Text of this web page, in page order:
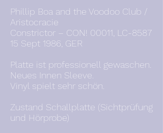
Phillip Boa and the Voodoo Club /
Aristocracie
Constrictor – CON! 00011, LC-8587
15 Sept 1986, GER
Platte ist professionell gewaschen.
Neues Innen Sleeve.
Vinyl spielt sehr schön.
Zustand Schallplatte (Sichtprüfung
und Hörprobe)